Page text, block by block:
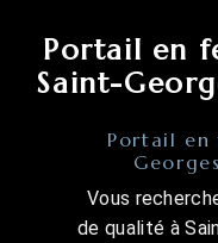
Portail en
Saint-
Portail en
Vous
de qualité à